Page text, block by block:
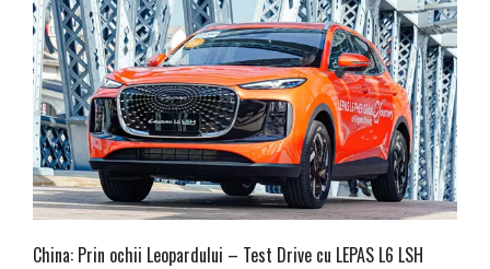
China: Prin ochii Leopardului – Test Drive cu LEPAS L6 LSH